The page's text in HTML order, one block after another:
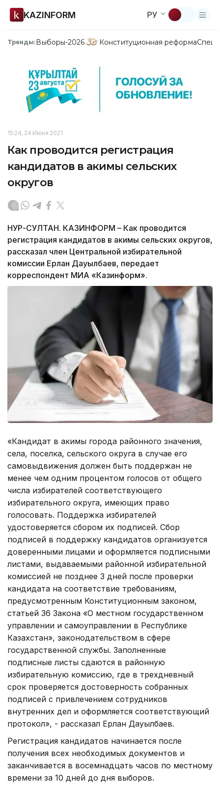
KAZINFORM РУ
Тренды:Выборы-2026 Конституционная реформа
15:24, 24 Июня 2021
Как проводится регистрация
кандидатов в акимы сельских
округов
НУР-СУЛТАН. КАЗИНФОРМ – Как проводится
регистрация кандидатов в акимы сельских округов,
рассказал член Центральной избирательной
комиссии Ерлан Дауылбаев, передает
корреспондент МИА «Казинформ».
«Кандидат в акимы города районного значения,
села, поселка, сельского округа в случае его
самовыдвижения должен быть поддержан не
менее чем одним процентом голосов от общего
числа избирателей соответствующего
избирательного округа, имеющих право
голосовать. Поддержка избирателей
удостоверяется сбором их подписей. Сбор
подписей в поддержку кандидатов организуется
доверенными лицами и оформляется подписными
листами, выдаваемыми районной избирательной
комиссией не позднее 3 дней после проверки
кандидата на соответствие требованиям,
предусмотренным Конституционным законом,
статьей 36 Закона «О местном государственном
управлении и самоуправлении в Республике
Казахстан», законодательством в сфере
государственной службы. Заполненные
подписные листы сдаются в районную
избирательную комиссию, где в трехдневный
срок проверяется достоверность собранных
подписей с привлечением сотрудников
внутренних дел и оформляется соответствующий
протокол», - рассказал Ерлан Дауылбаев.
Регистрация кандидатов начинается после
получения всех необходимых документов и
заканчивается в восемнадцать часов по местному
времени за 10 дней до дня выборов.